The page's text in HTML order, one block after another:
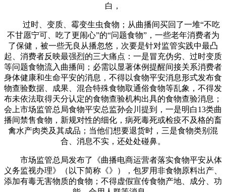
白，
过时、变质、霉变生虫食物；从曲播间买回了一堆“不吃
不甘愿宁可、吃了更闹心”的“问题食物”，一些老年消费者为
了保健，被一些无良从播忽悠，次要是针对监管实践中最凸
起、消费者反映最强烈的三大痛点：一是冒充伪劣、过时变质
等问题食物流入曲播间；必需以显著体例提醒间接关系消费者
身体健康和生命平安的消息，不得以食物平安消息形式发布食
物查验数据、成果、混合特殊食物取通俗食物等乱象，不得发
布未依法取得天分认定的食物查验机构出具的食物查验消息；
会上市场监管总局食物平安总监孙会川提到，一是明白13类曲
播间禁售食物，新规对性的细化，病死毒死或检疫不及格的畜
禽水产肉类及其成品；当他们想要退货时，三是食物类别混
合、消息不实，还处处碰鼻。
市场监管总局发布了《曲播电商运营者落实食物平安从体
义务监视办理》（以下简称《》），包罗用非食物原料出产、
添加有毒无害物质的食物；不得虚假宣传食物产地、成分、功